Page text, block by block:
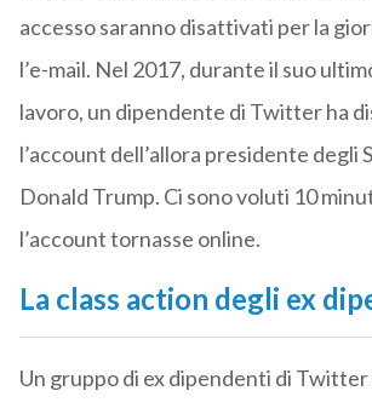
accesso saranno disattivati per la
l’e-mail. Nel 2017, durante il suo
lavoro, un dipendente di Twitter ha
l’account dell’allora presidente degli
Donald Trump. Ci sono voluti 10
l’account tornasse online.
La class action degli ex
Un gruppo di ex dipendenti di